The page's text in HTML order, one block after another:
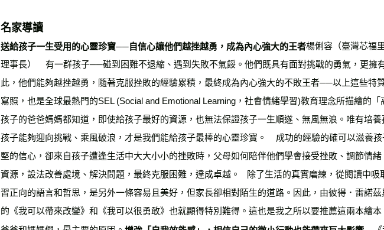
名家導讀
送給孩子一生受用的心靈珍寶──自信心讓他們越挫越勇，成為內心強大的王者楊俐容（臺灣芯福
理事長）    有一群孩子──碰到困難不退縮、遇到失敗不氣餒。他們既具有面對挑戰的勇氣，更擁
此，他們能夠越挫越勇，隨著克服挫敗的經驗累積，最終成為內心強大的不敗王者──以上這些特
寫照，也是全球最熱門的SEL (Social and Emotional Learning，社會情緒學習)教育理念所描繪的「
孩子的爸爸媽媽都知道，即使給孩子最好的資源，也無法保證孩子一生順遂、無風無浪。唯有培
孩子能夠迎向挑戰、乘風破浪，才是我們能給孩子最棒的心靈珍寶。    成功的經驗的確可以滋養
堅的信心，卻來自孩子遭逢生活中大大小小的挫敗時，父母如何陪伴他們學會接受挫敗、調節情
資源，設法改善處境、解決問題，最終克服困難，達成卓越。   除了生活的真實磨練，從閱讀中
習正向的語言和哲思，是另外一條容易且美好，但家長卻相對陌生的道路。因此，由彼得．雷諾
的《我可以帶來改變》和《我可以很勇敢》也就顯得特別難得。這也是我之所以要推薦這兩本繪